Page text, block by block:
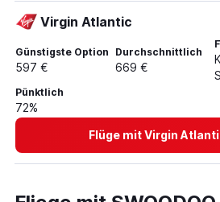
Virgin Atlantic
Günstigste Option
597 €
Durchschnittlich
669 €
Pünktlich
72%
Flüge mit Virgin